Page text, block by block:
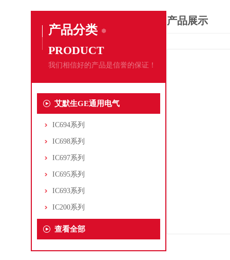
产品分类
PRODUCT
我们相信好的产品是信誉的保证！
艾默生GE通用电气
IC694系列
IC698系列
IC697系列
IC695系列
IC693系列
IC200系列
查看全部
产品展示